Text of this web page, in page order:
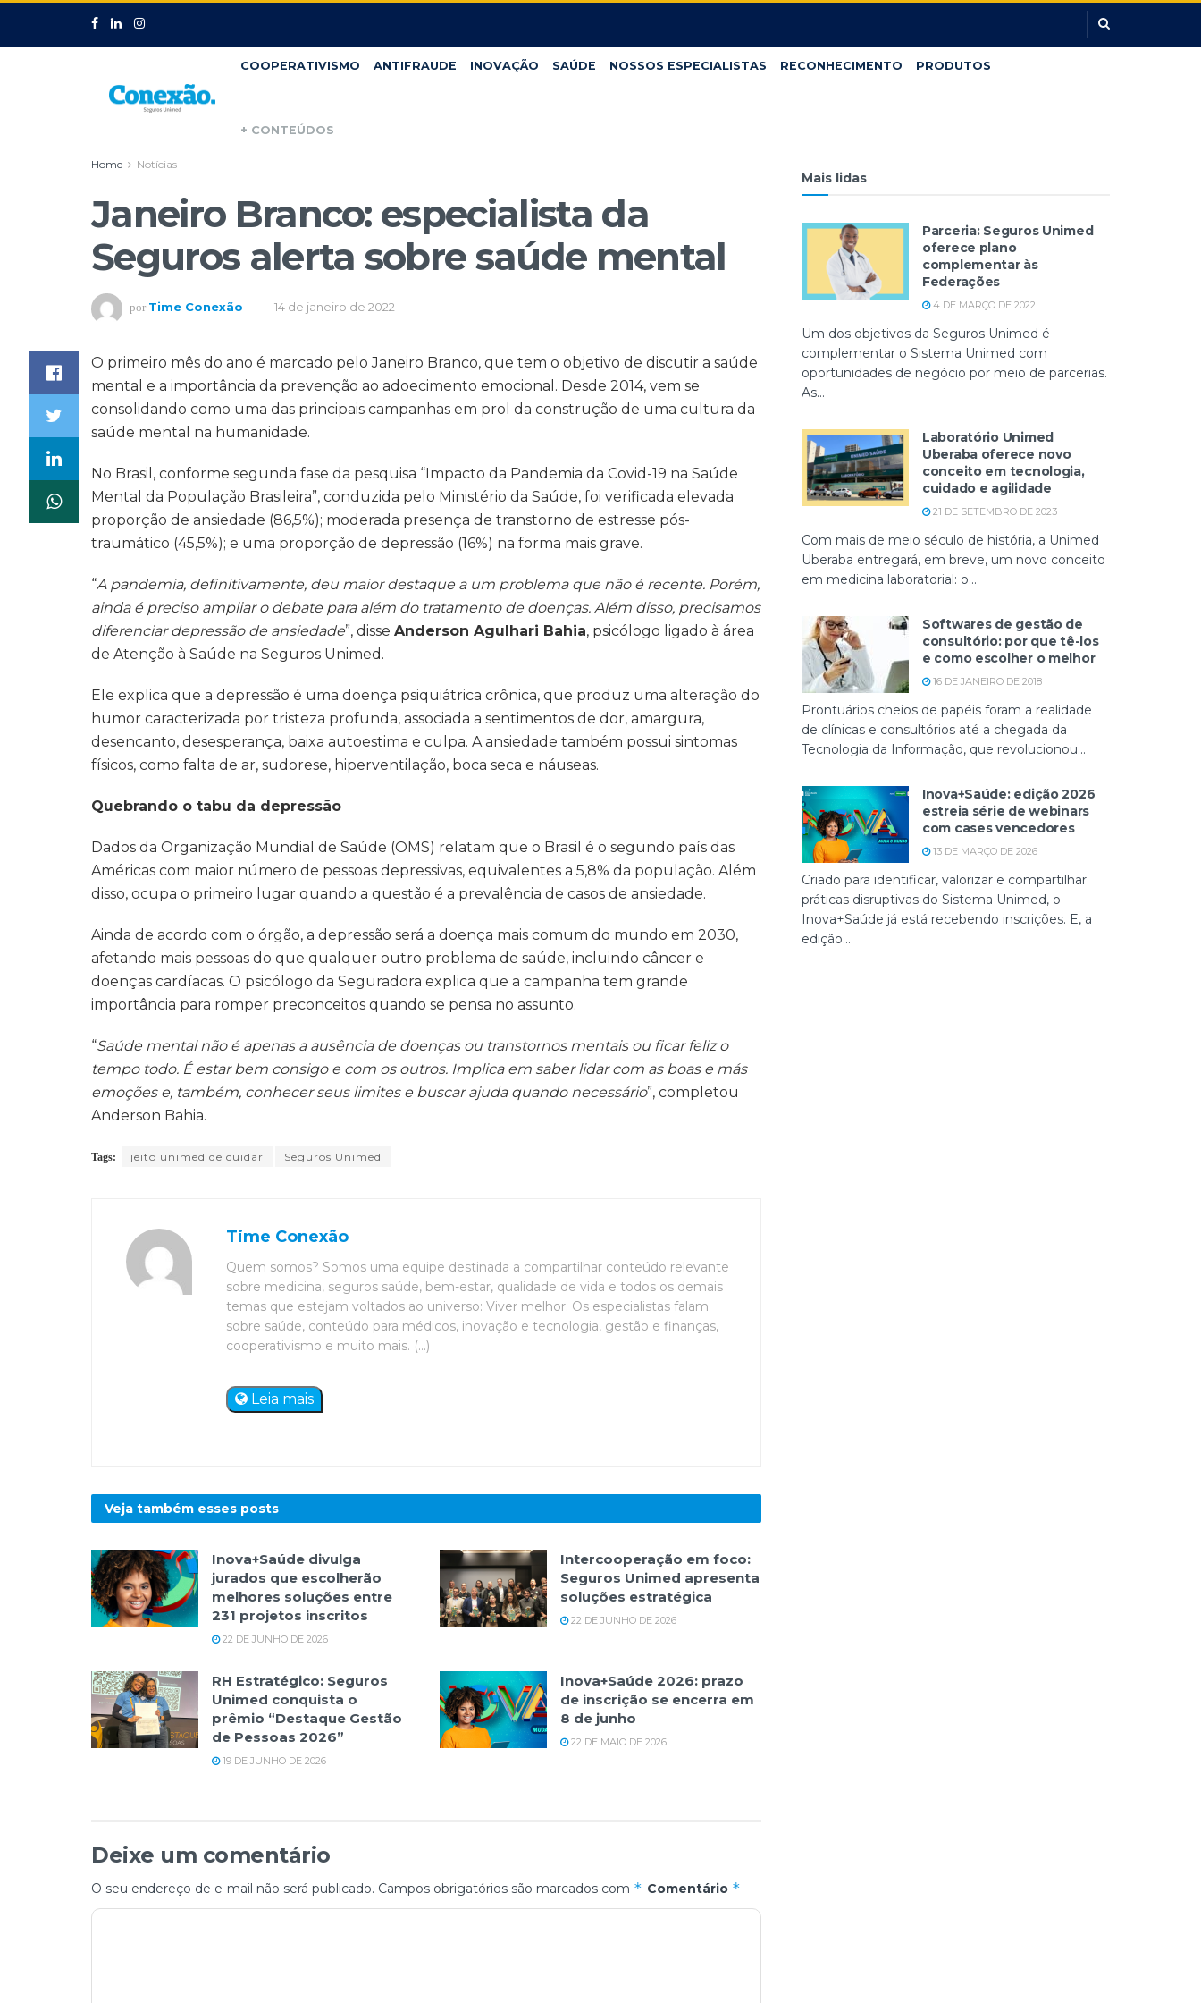
COOPERATIVISMO ANTIFRAUDE INOVAÇÃO SAÚDE NOSSOS ESPECIALISTAS RECONHECIMENTO PRODUTOS
+ CONTEÚDOS
Home Notícias
Janeiro Branco: especialista da
Seguros alerta sobre saúde mental
por Time Conexão 14 de janeiro de 2022
O primeiro mês do ano é marcado pelo Janeiro Branco, que tem o objetivo de discutir a saúde
mental e a importância da prevenção ao adoecimento emocional. Desde 2014, vem se
consolidando como uma das principais campanhas em prol da construção de uma cultura da
saúde mental na humanidade.
No Brasil, conforme segunda fase da pesquisa “Impacto da Pandemia da Covid-19 na Saúde
Mental da População Brasileira”, conduzida pelo Ministério da Saúde, foi verificada elevada
proporção de ansiedade (86,5%); moderada presença de transtorno de estresse pós-
traumático (45,5%); e uma proporção de depressão (16%) na forma mais grave.
“A pandemia, definitivamente, deu maior destaque a um problema que não é recente. Porém,
ainda é preciso ampliar o debate para além do tratamento de doenças. Além disso, precisamos
diferenciar depressão de ansiedade”, disse Anderson Agulhari Bahia, psicólogo ligado à área
de Atenção à Saúde na Seguros Unimed.
Ele explica que a depressão é uma doença psiquiátrica crônica, que produz uma alteração do
humor caracterizada por tristeza profunda, associada a sentimentos de dor, amargura,
desencanto, desesperança, baixa autoestima e culpa. A ansiedade também possui sintomas
físicos, como falta de ar, sudorese, hiperventilação, boca seca e náuseas.
Quebrando o tabu da depressão
Dados da Organização Mundial de Saúde (OMS) relatam que o Brasil é o segundo país das
Américas com maior número de pessoas depressivas, equivalentes a 5,8% da população. Além
disso, ocupa o primeiro lugar quando a questão é a prevalência de casos de ansiedade.
Ainda de acordo com o órgão, a depressão será a doença mais comum do mundo em 2030,
afetando mais pessoas do que qualquer outro problema de saúde, incluindo câncer e
doenças cardíacas. O psicólogo da Seguradora explica que a campanha tem grande
importância para romper preconceitos quando se pensa no assunto.
“Saúde mental não é apenas a ausência de doenças ou transtornos mentais ou ficar feliz o
tempo todo. É estar bem consigo e com os outros. Implica em saber lidar com as boas e más
emoções e, também, conhecer seus limites e buscar ajuda quando necessário”, completou
Anderson Bahia.
Tags: jeito unimed de cuidar Seguros Unimed
Time Conexão
Quem somos? Somos uma equipe destinada a compartilhar conteúdo relevante
sobre medicina, seguros saúde, bem-estar, qualidade de vida e todos os demais
temas que estejam voltados ao universo: Viver melhor. Os especialistas falam
sobre saúde, conteúdo para médicos, inovação e tecnologia, gestão e finanças,
cooperativismo e muito mais. (...)
Leia mais
Veja também esses posts
Inova+Saúde divulga
jurados que escolherão
melhores soluções entre
231 projetos inscritos
22 DE JUNHO DE 2026
Intercooperação em foco:
Seguros Unimed apresenta
soluções estratégica
22 DE JUNHO DE 2026
RH Estratégico: Seguros
Unimed conquista o
prêmio “Destaque Gestão
de Pessoas 2026”
19 DE JUNHO DE 2026
Inova+Saúde 2026: prazo
de inscrição se encerra em
8 de junho
22 DE MAIO DE 2026
Deixe um comentário
O seu endereço de e-mail não será publicado. Campos obrigatórios são marcados com * Comentário *
Mais lidas
Parceria: Seguros Unimed
oferece plano
complementar às
Federações
4 DE MARÇO DE 2022
Um dos objetivos da Seguros Unimed é
complementar o Sistema Unimed com
oportunidades de negócio por meio de parcerias.
As...
Laboratório Unimed
Uberaba oferece novo
conceito em tecnologia,
cuidado e agilidade
21 DE SETEMBRO DE 2023
Com mais de meio século de história, a Unimed
Uberaba entregará, em breve, um novo conceito
em medicina laboratorial: o...
Softwares de gestão de
consultório: por que tê-los
e como escolher o melhor
16 DE JANEIRO DE 2018
Prontuários cheios de papéis foram a realidade
de clínicas e consultórios até a chegada da
Tecnologia da Informação, que revolucionou...
Inova+Saúde: edição 2026
estreia série de webinars
com cases vencedores
13 DE MARÇO DE 2026
Criado para identificar, valorizar e compartilhar
práticas disruptivas do Sistema Unimed, o
Inova+Saúde já está recebendo inscrições. E, a
edição...